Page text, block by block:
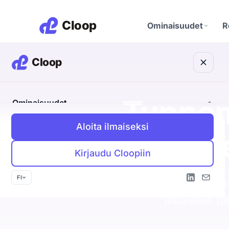
Ominaisuudet
Discovery Agent
Etsii teille sopivat
yhdessä
EU ja yksityisyys
Ominaisuudet
Discovery Agent
Oma viesti jokaiselle vastaanottajalle
Aloita ilmaiseksi
Kirjaudu Cloopiin
FI
Myös
Cloop poimii